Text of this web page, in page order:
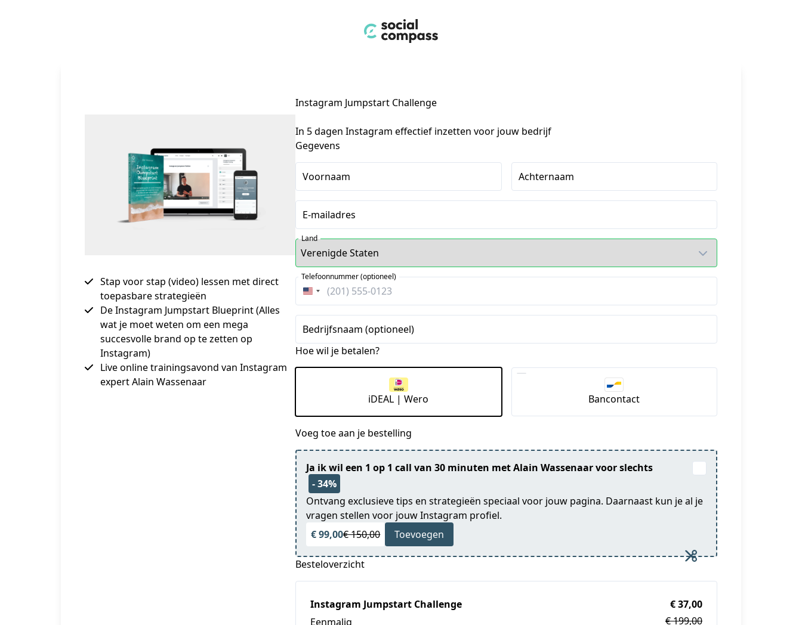
Stap voor stap (video) lessen met direct
toepasbare strategieën
De Instagram Jumpstart Blueprint (Alles
wat je moet weten om een mega
succesvolle brand op te zetten op
Instagram)
Live online trainingsavond van Instagram
expert Alain Wassenaar
Instagram Jumpstart Challenge
In 5 dagen Instagram effectief inzetten voor jouw bedrijf
Gegevens
Voornaam Achternaam
E-mailadres
Land
Verenigde
Staten
+1
Telefoonnummer (optioneel)
Bedrijfsnaam (optioneel)
Hoe wil je betalen?
iDEAL | Wero Bancontact
Voeg toe aan je bestelling
Ja ik wil een 1 op 1 call van 30 minuten met Alain Wassenaar voor slechts
- 34%
Ontvang exclusieve tips en strategieën speciaal voor jouw pagina. Daarnaast kun je al je
vragen stellen voor jouw Instagram profiel.
€ 99,00€ 150,00 Toevoegen
Besteloverzicht
Instagram Jumpstart Challenge
Eenmalig
€ 37,00
€ 199,00